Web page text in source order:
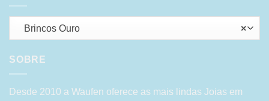
×
Brincos Ouro
SOBRE
Desde 2010 a Waufen oferece as mais lindas Joias em